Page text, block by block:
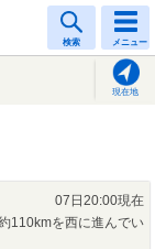
検索 メニュー
現在地
07日20:00現在
110kmを西に進んでい